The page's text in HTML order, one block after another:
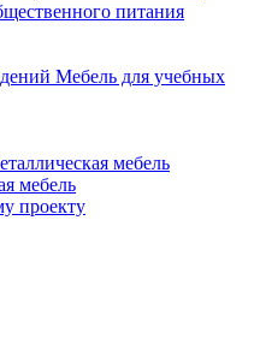
питания
Мебель для учебных
мебель
мебель
проекту